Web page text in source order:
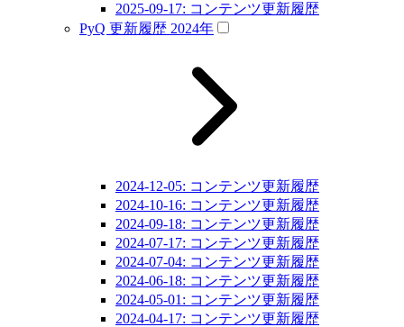
2025-09-17: コンテンツ更新履歴
PyQ 更新履歴 2024年
2024-12-05: コンテンツ更新履歴
2024-10-16: コンテンツ更新履歴
2024-09-18: コンテンツ更新履歴
2024-07-17: コンテンツ更新履歴
2024-07-04: コンテンツ更新履歴
2024-06-18: コンテンツ更新履歴
2024-05-01: コンテンツ更新履歴
2024-04-17: コンテンツ更新履歴